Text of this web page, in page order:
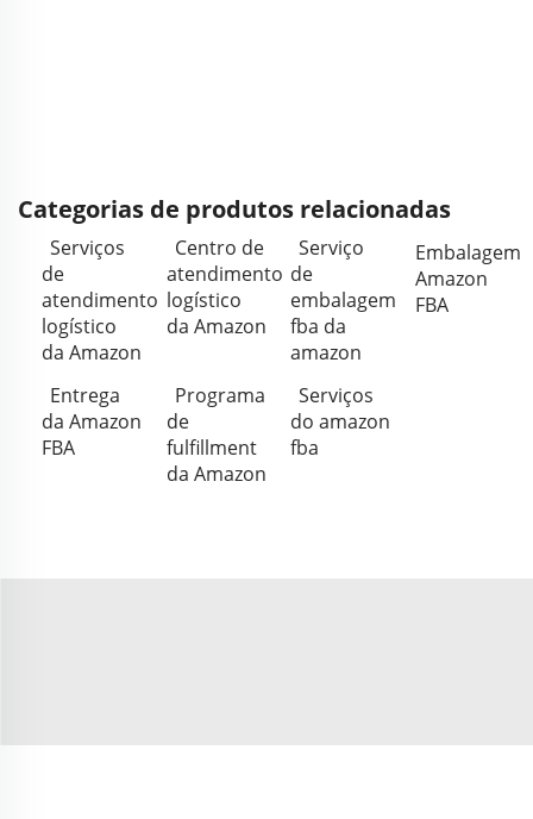
Categorias de produtos relacionadas
Serviços
de
atendimento
logístico
da Amazon
Centro de
atendimento
logístico
da Amazon
Serviço
de
embalagem
fba da
amazon
Embalagem
Amazon
FBA
Entrega
da Amazon
FBA
Programa
de
fulfillment
da Amazon
Serviços
do amazon
fba